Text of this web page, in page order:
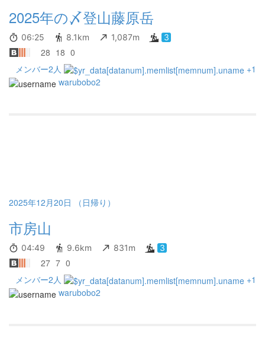
2025年の〆登山藤原岳
06:25 8.1km 1,087m 3
28 18 0
メンバー2人
+1
warubobo2
2025年12月20日 （日帰り）
市房山
04:49 9.6km 831m 3
27 7 0
メンバー2人
+1
warubobo2